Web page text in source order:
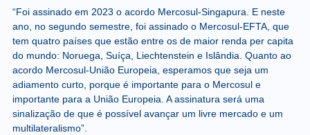
“Foi assinado em 2023 o acordo Mercosul-Singapura. E neste
ano, no segundo semestre, foi assinado o Mercosul-EFTA, que
tem quatro países que estão entre os de maior renda per capita
do mundo: Noruega, Suíça, Liechtenstein e Islândia. Quanto ao
acordo Mercosul-União Europeia, esperamos que seja um
adiamento curto, porque é importante para o Mercosul e
importante para a União Europeia. A assinatura será uma
sinalização de que é possível avançar um livre mercado e um
multilateralismo”.